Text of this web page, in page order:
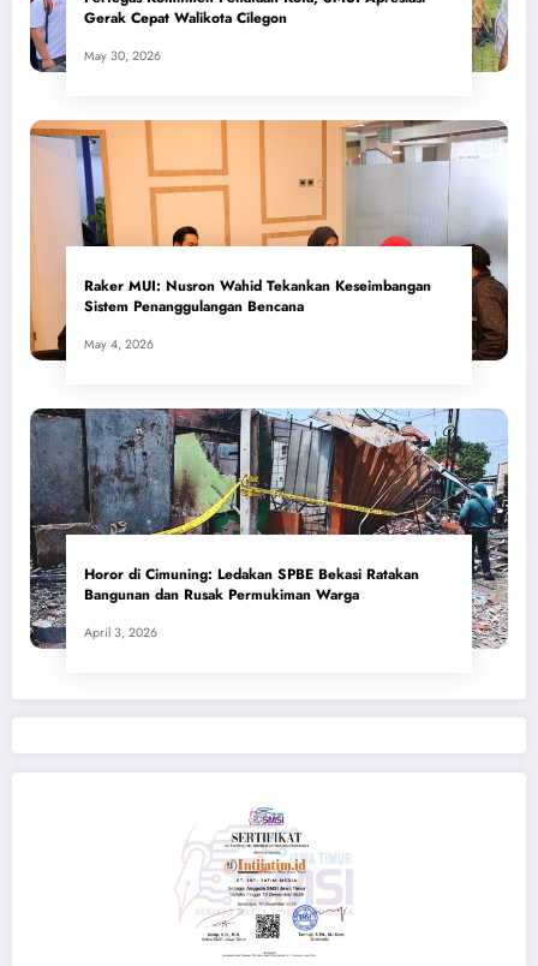
Gerak Cepat Walikota Cilegon
May 30, 2026
​Raker MUI: Nusron Wahid Tekankan Keseimbangan
Sistem Penanggulangan Bencana
May 4, 2026
Horor di Cimuning: Ledakan SPBE Bekasi Ratakan
Bangunan dan Rusak Permukiman Warga
April 3, 2026